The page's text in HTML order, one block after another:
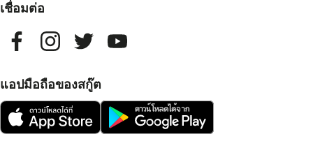
เชื่อมต่อ
แอปมือถือของสกู๊ต